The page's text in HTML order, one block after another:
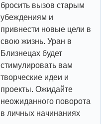
бросить вызов старым
убеждениям и
привнести новые цели в
свою жизнь. Уран в
Близнецах будет
стимулировать вам
творческие идеи и
проекты. Ожидайте
неожиданного поворота
в личных начинаниях